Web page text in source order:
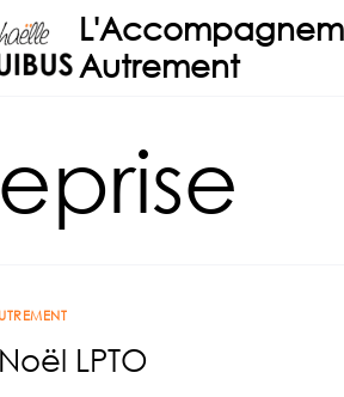
Autrement
LPTO